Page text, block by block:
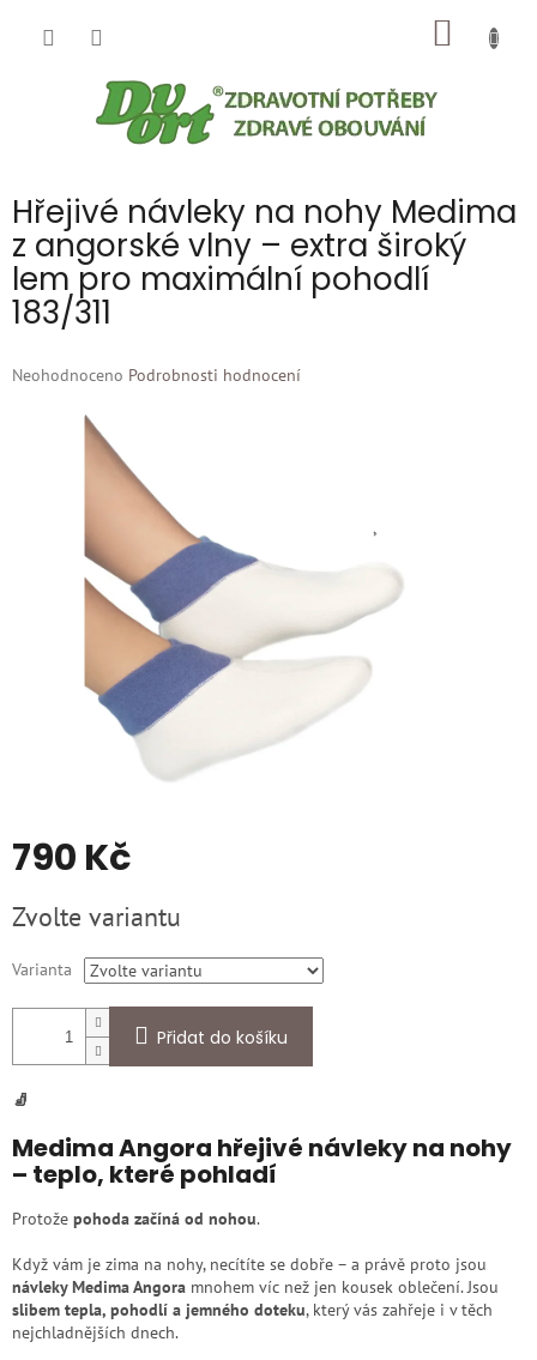
Hřejivé návleky na nohy Medima
z angorské vlny – extra široký
lem pro maximální pohodlí
183/311
Průměrné
Neohodnoceno Podrobnosti hodnocení
790 Kč
cena:
Zvolte variantu
Varianta
Přidat do košíku
🧦
Medima Angora hřejivé návleky na nohy
– teplo, které pohladí
Protože pohoda začíná od nohou.
Když vám je zima na nohy, necítíte se dobře – a právě proto jsou
návleky Medima Angora mnohem víc než jen kousek oblečení. Jsou
slibem tepla, pohodlí a jemného doteku, který vás zahřeje i v těch
nejchladnějších dnech.